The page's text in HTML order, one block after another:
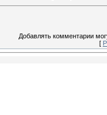
Добавлять комментарии
[